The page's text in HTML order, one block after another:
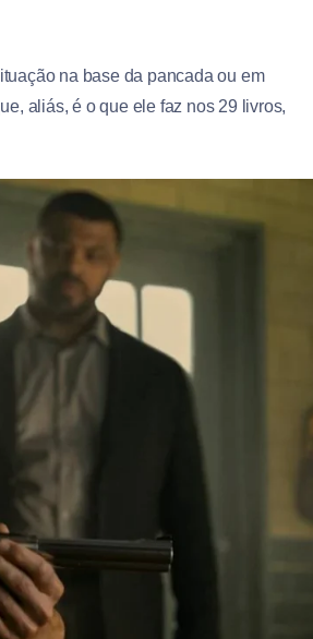
na base da pancada ou em
aliás, é o que ele faz nos 29 livros,